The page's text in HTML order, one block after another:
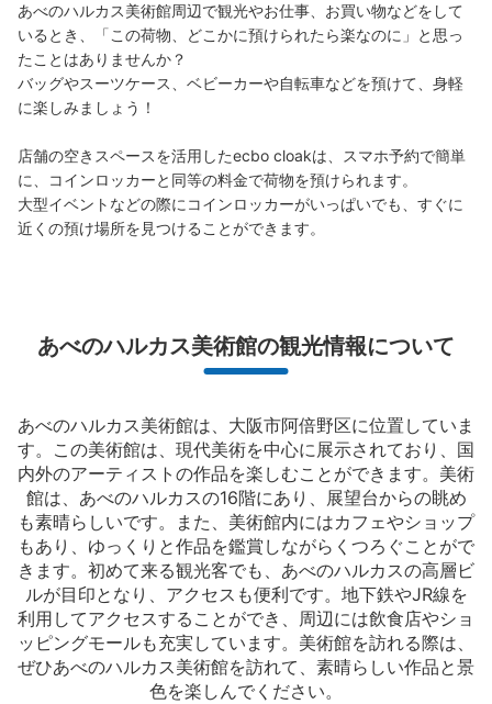
保管できる荷物数
大 :614 / ¥800中:34/ ¥600 小:55/ ¥400
支払い方法
現金
JR 天王寺駅東改札外コインロッカー③
保管できる荷物数
大: 4/ ¥700 小: 10 /
¥400
支払い方法
現金
このコインロッカーの位置を見る
あべのハルカス美術館周辺で観光やお仕事、お買い物などをして
いるとき、「この荷物、どこかに預けられたら楽なのに」と思っ
たことはありませんか？
バッグやスーツケース、ベビーカーや自転車などを預けて、身軽
に楽しみましょう！
店舗の空きスペースを活用したecbo cloakは、スマホ予約で簡単
に、コインロッカーと同等の料金で荷物を預けられます。
大型イベントなどの際にコインロッカーがいっぱいでも、すぐに
近くの預け場所を見つけることができます。
あべのハルカス美術館の観光情報について
あべのハルカス美術館は、大阪市阿倍野区に位置していま
す。この美術館は、現代美術を中心に展示されており、国
内外のアーティストの作品を楽しむことができます。美術
館は、あべのハルカスの16階にあり、展望台からの眺め
も素晴らしいです。また、美術館内にはカフェやショップ
もあり、ゆっくりと作品を鑑賞しながらくつろぐことがで
きます。初めて来る観光客でも、あべのハルカスの高層ビ
ルが目印となり、アクセスも便利です。地下鉄やJR線を
利用してアクセスすることができ、周辺には飲食店やショ
ッピングモールも充実しています。美術館を訪れる際は、
ぜひあべのハルカス美術館を訪れて、素晴らしい作品と景
色を楽しんでください。